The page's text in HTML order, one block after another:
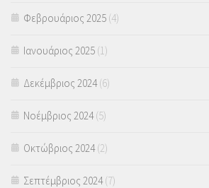
Φεβρουάριος 2025 (4)
Ιανουάριος 2025 (1)
Δεκέμβριος 2024(6)
Νοέμβριος 2024(5)
Οκτώβριος 2024(2)
Σεπτέμβριος 2024(7)